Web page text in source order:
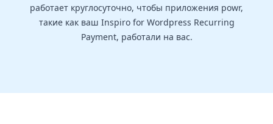
работает круглосуточно, чтобы приложения powr,
такие как ваш Inspiro for Wordpress Recurring
Payment, работали на вас.